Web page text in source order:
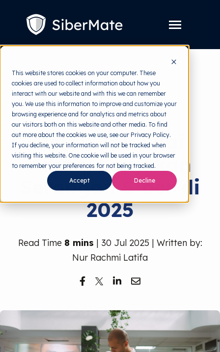
This website stores cookies on your computer. These
cookies are used to collect information about how you
interact with our website and with this we can remember
you. We use this information to improve and customize your
browsing experience and for analytics and metrics about
our visitors both on this website and other media. To find
out more about the cookies we use, see our Privacy Policy.
If you decline, your information will not be tracked when
visiting this website. One cookie will be used in your browser
to remember your preferences for not being tracked.
Accept Decline
Toggle
Layanan
children
for
Layanan
Harga
Resources Toggle
children
for
Resources
Tools Gratis Toggle
children
for
Tools
Tentang
Coba Gratis
back to HRMI
Cyber Threats
Retail Tak Lagi
Aman: Lonjakan
Serangan Siber di
2025
Read Time 8 mins | 30 Jul 2025 | Written by:
Nur Rachmi Latifa